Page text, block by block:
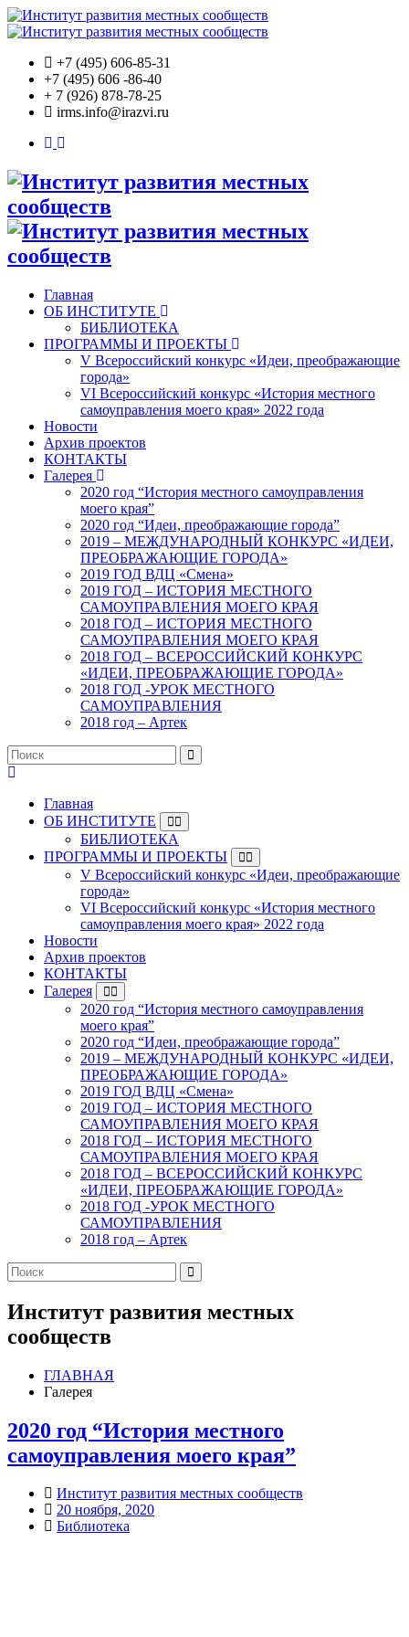
+7 (495) 606-85-31
+7 (495) 606 -86-40
+ 7 (926) 878-78-25
irms.info@irazvi.ru
Главная
ОБ ИНСТИТУТЕ
БИБЛИОТЕКА
ПРОГРАММЫ И ПРОЕКТЫ
V Всероссийский конкурс «Идеи, преображающие
города»
VI Всероссийский конкурс «История местного
самоуправления моего края» 2022 года
Новости
Архив проектов
КОНТАКТЫ
Галерея
2020 год “История местного самоуправления
моего края”
2020 год “Идеи, преображающие города”
2019 – МЕЖДУНАРОДНЫЙ КОНКУРС «ИДЕИ,
ПРЕОБРАЖАЮЩИЕ ГОРОДА»
2019 ГОД ВДЦ «Смена»
2019 ГОД – ИСТОРИЯ МЕСТНОГО
САМОУПРАВЛЕНИЯ МОЕГО КРАЯ
2018 ГОД – ИСТОРИЯ МЕСТНОГО
САМОУПРАВЛЕНИЯ МОЕГО КРАЯ
2018 ГОД – ВСЕРОССИЙСКИЙ КОНКУРС
«ИДЕИ, ПРЕОБРАЖАЮЩИЕ ГОРОДА»
2018 ГОД -УРОК МЕСТНОГО
САМОУПРАВЛЕНИЯ
2018 год – Артек
Главная
ОБ ИНСТИТУТЕ
БИБЛИОТЕКА
ПРОГРАММЫ И ПРОЕКТЫ
V Всероссийский конкурс «Идеи, преображающие
города»
VI Всероссийский конкурс «История местного
самоуправления моего края» 2022 года
Новости
Архив проектов
КОНТАКТЫ
Галерея
2020 год “История местного самоуправления
моего края”
2020 год “Идеи, преображающие города”
2019 – МЕЖДУНАРОДНЫЙ КОНКУРС «ИДЕИ,
ПРЕОБРАЖАЮЩИЕ ГОРОДА»
2019 ГОД ВДЦ «Смена»
2019 ГОД – ИСТОРИЯ МЕСТНОГО
САМОУПРАВЛЕНИЯ МОЕГО КРАЯ
2018 ГОД – ИСТОРИЯ МЕСТНОГО
САМОУПРАВЛЕНИЯ МОЕГО КРАЯ
2018 ГОД – ВСЕРОССИЙСКИЙ КОНКУРС
«ИДЕИ, ПРЕОБРАЖАЮЩИЕ ГОРОДА»
2018 ГОД -УРОК МЕСТНОГО
САМОУПРАВЛЕНИЯ
2018 год – Артек
Институт развития местных
сообществ
ГЛАВНАЯ
Галерея
2020 год “История местного
самоуправления моего края”
Институт развития местных сообществ
20 ноября, 2020
Библиотека